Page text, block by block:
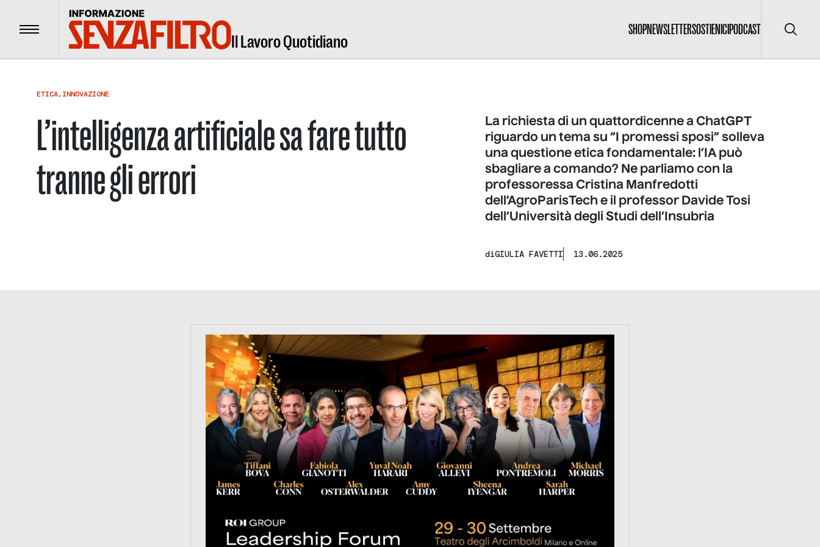
Menu Il Lavoro Quotidiano
SHOPNEWSLETTERSOSTIENICIPODCAST Cerca
ETICA,INNOVAZIONE
L’intelligenza artificiale sa fare tutto
tranne gli errori
La richiesta di un quattordicenne a ChatGPT
riguardo un tema su “I promessi sposi” solleva
una questione etica fondamentale: l’IA può
sbagliare a comando? Ne parliamo con la
professoressa Cristina Manfredotti
dell’AgroParisTech e il professor Davide Tosi
dell’Università degli Studi dell’Insubria
diGIULIA FAVETTI 13.06.2025
https://tinyurl.com/363fvfm9